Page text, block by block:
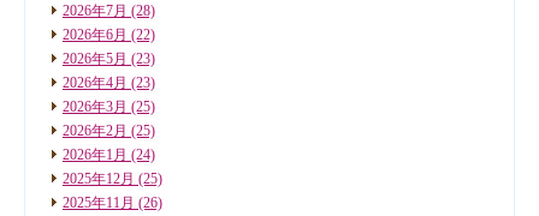
2026年7月 (28)
2026年6月 (22)
2026年5月 (23)
2026年4月 (23)
2026年3月 (25)
2026年2月 (25)
2026年1月 (24)
2025年12月 (25)
2025年11月 (26)